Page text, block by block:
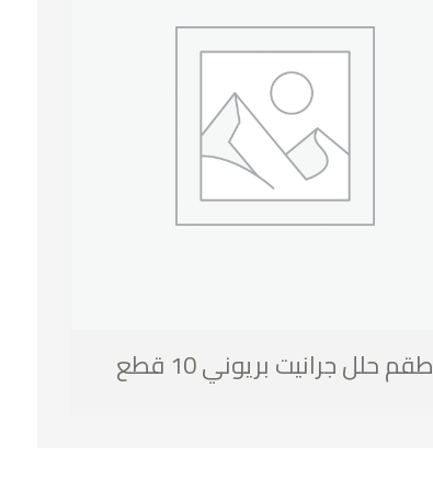
طقم حلل جرانيت بريوني 10 قطع